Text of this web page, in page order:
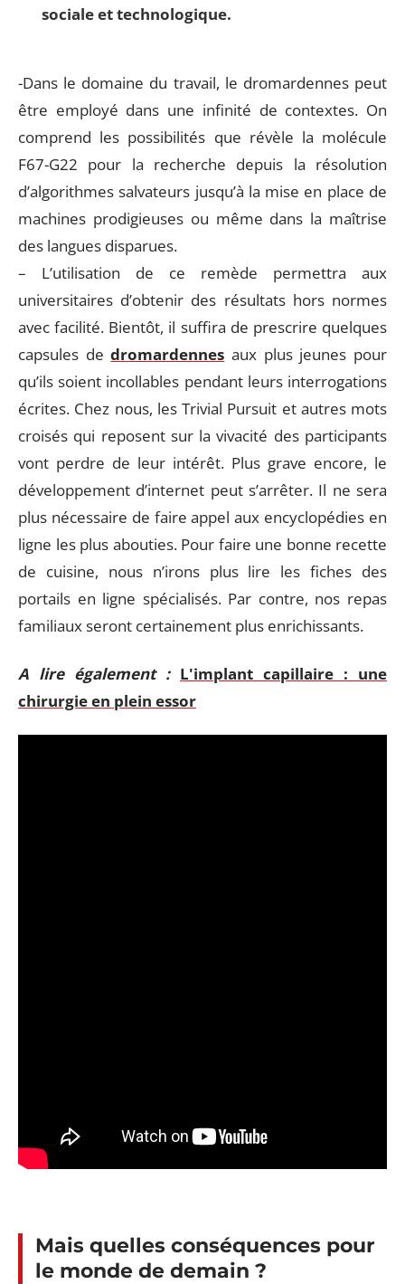
sociale et technologique.
-Dans le domaine du travail, le dromardennes peut
être employé dans une infinité de contextes. On
comprend les possibilités que révèle la molécule
F67-G22 pour la recherche depuis la résolution
d’algorithmes salvateurs jusqu’à la mise en place de
machines prodigieuses ou même dans la maîtrise
des langues disparues.
– L’utilisation de ce remède permettra aux
universitaires d’obtenir des résultats hors normes
avec facilité. Bientôt, il suffira de prescrire quelques
capsules dedromardennes aux plus jeunes pour
qu’ils soient incollables pendant leurs interrogations
écrites. Chez nous, les Trivial Pursuit et autres mots
croisés qui reposent sur la vivacité des participants
vont perdre de leur intérêt. Plus grave encore, le
développement d’internet peut s’arrêter. Il ne sera
plus nécessaire de faire appel aux encyclopédies en
ligne les plus abouties. Pour faire une bonne recette
de cuisine, nous n’irons plus lire les fiches des
portails en ligne spécialisés. Par contre, nos repas
familiaux seront certainement plus enrichissants.
A lire également : L'implant capillaire : une
chirurgie en plein essor
Mais quelles conséquences pour
le monde de demain ?